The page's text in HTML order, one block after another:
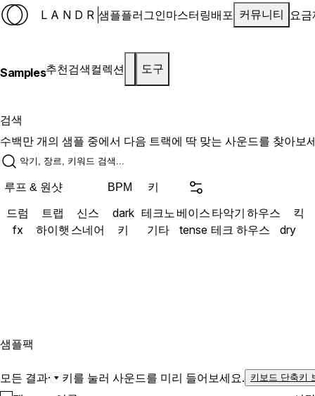
LANDR 샘플플러그인마스터링배포 커뮤니티 요금
Samples추천검색컬렉션 도구
검색
수백만 개의 샘플 중에서 다음 트랙에 딱 맞는 사운드를 찾아보
루프 & 원샷 BPM 키
드럼 트랩 신스 dark 테크노 베이스 타악기 하우스
킥
fx
하이햇 스네어 키 기타 tense 테크 하우스 dry
샘플팩
모든 결과· 키를 눌러 사운드를 미리 들어보세요. 키보드 단축키